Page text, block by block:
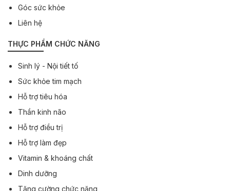
Góc sức khỏe
Liên hệ
THỰC PHẨM CHỨC NĂNG
Sinh lý - Nội tiết tố
Sức khỏe tim mạch
Hỗ trợ tiêu hóa
Thần kinh não
Hỗ trợ điều trị
Hỗ trợ làm đẹp
Vitamin & khoáng chất
Dinh dưỡng
Tăng cường chức năng